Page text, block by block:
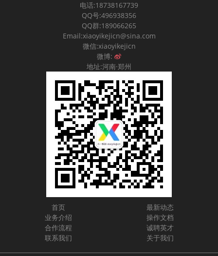
电话:18738167739
QQ号:496938356
QQ群:189066265
Email:xiaoyikejicn@sina.com
微信:xiaoyikejicn
微博:
地址:河南·郑州
首页
最新动态
业务介绍
操作文档
合作流程
诚聘英才
联系我们
关于我们